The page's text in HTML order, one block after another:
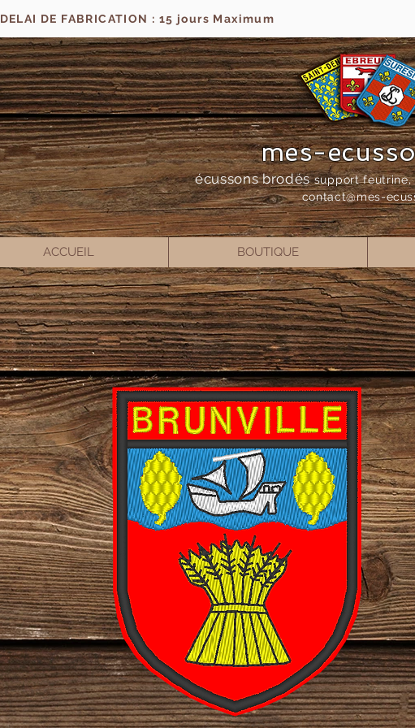
DELAI DE FABRICATION : 15 jours Maximum
mes-
écussons brodés support feutrine,
contact@mes-
ACCUEIL BOUTIQUE